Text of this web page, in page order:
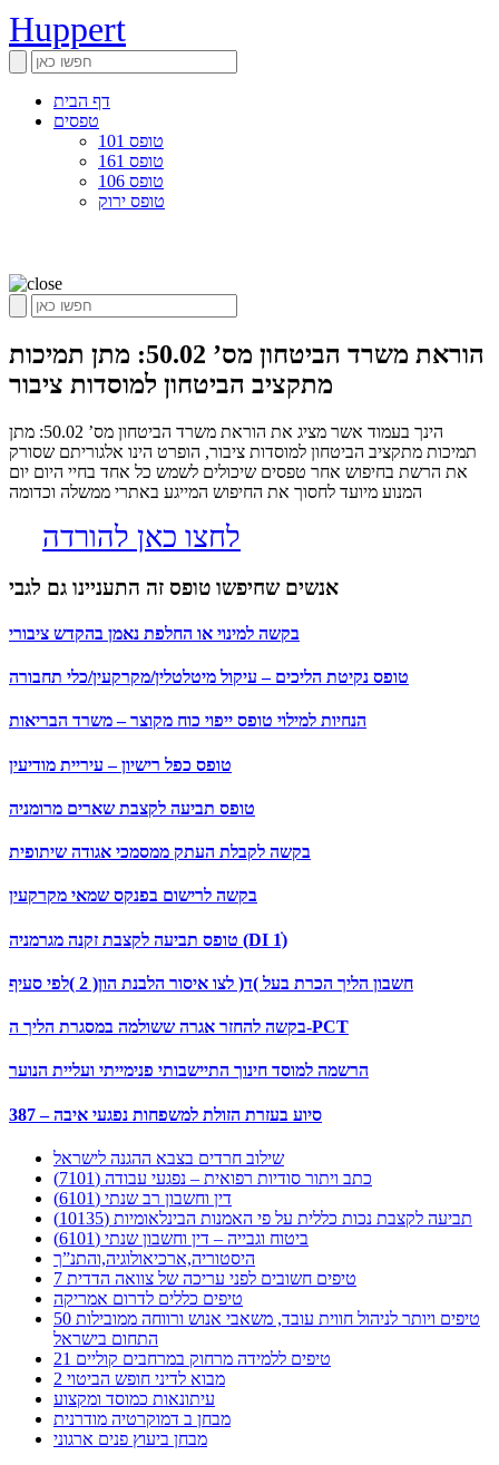
Huppert
דף הבית
טפסים
טופס 101
טופס 161
טופס 106
טופס ירוק
הוראת משרד הביטחון מס’ 50.02: מתן תמיכות
מתקציב הביטחון למוסדות ציבור
הינך בעמוד אשר מציג את הוראת משרד הביטחון מס’ 50.02: מתן
תמיכות מתקציב הביטחון למוסדות ציבור, הופרט הינו אלגוריתם שסורק
את הרשת בחיפוש אחר טפסים שיכולים לשמש כל אחד בחיי היום יום
המנוע מיועד לחסוך את החיפוש המייגע באתרי ממשלה וכדומה
לחצו כאן להורדה
אנשים שחיפשו טופס זה התעניינו גם לגבי
בקשה למינוי או החלפת נאמן בהקדש ציבורי
טופס נקיטת הליכים – עיקול מיטלטלין/מקרקעין/כלי תחבורה
הנחיות למילוי טופס ייפוי כוח מקוצר – משרד הבריאות
טופס כפל רישיון – עיריית מודיעין
טופס תביעה לקצבת שארים מרומניה
בקשה לקבלת העתק ממסמכי אגודה שיתופית
בקשה לרישום בפנקס שמאי מקרקעין
טופס תביעה לקצבת זקנה מגרמניה (DI 1ׁׂ)
חשבון הליך הכרת בעל )ד( לצו איסור הלבנת הון( 2 )לפי סעיף
בקשה להחזר אגרה ששולמה במסגרת הליך ה-PCT
הרשמה למוסד חינוך התיישבותי פנימייתי ועליית הנוער
387 – סיוע בעזרת הזולת למשפחות נפגעי איבה
שילוב חרדים בצבא ההגנה לישראל
כתב ויתור סודיות רפואית – נפגעי עבודה (7101)
דין וחשבון רב שנתי (6101)
תביעה לקצבת נכות כללית על פי האמנות הבינלאומיות (10135)
ביטוח וגבייה – דין וחשבון שנתי (6101)
היסטוריה,ארכיאולוגיה,והתנ”ך
7 טיפים חשובים לפני עריכה של צוואה הדדית
טיפים כללים לדרום אמריקה
50 טיפים ויותר לניהול חווית עובד, משאבי אנוש ורווחה ממובילות
התחום בישראל
21 טיפים ללמידה מרחוק במרחבים קוליים
מבוא לדיני חופש הביטוי 2
עיתונאות כמוסד ומקצוע
מבחן ב דמוקרטיה מודרנית
מבחן ביעוץ פנים ארגוני